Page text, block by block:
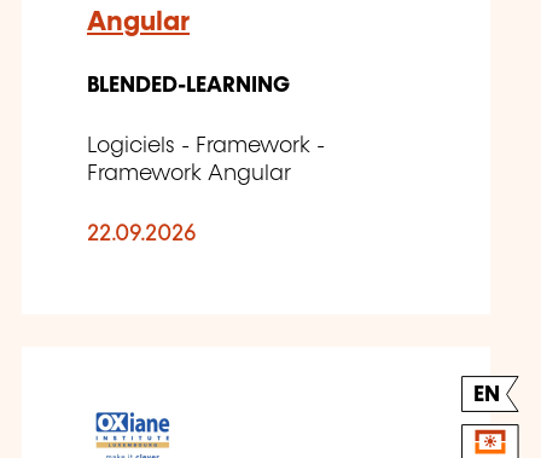
Angular
BLENDED-LEARNING
Logiciels - Framework -
Framework Angular
22.09.2026
EN